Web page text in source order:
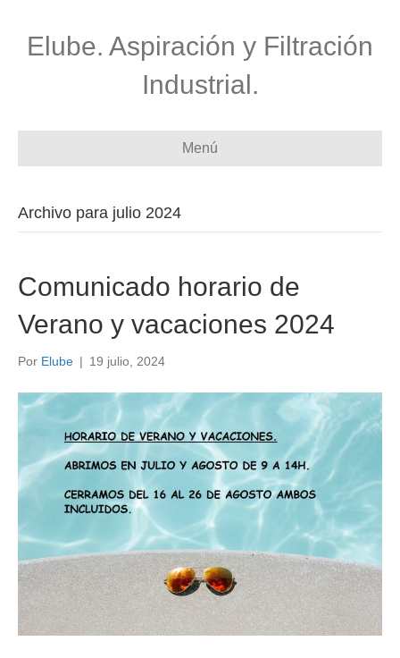
Elube. Aspiración y Filtración
Industrial.
Menú
Archivo para julio 2024
Comunicado horario de
Verano y vacaciones 2024
Por Elube | 19 julio, 2024